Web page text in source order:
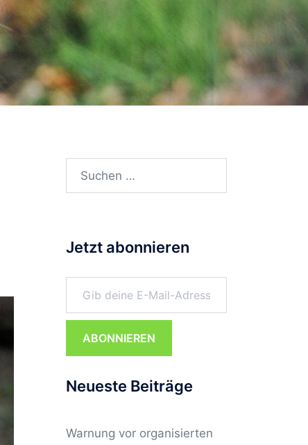
Suchen
Jetzt abonnieren
Gib deine E-Mail-Adresse ein ...
ABONNIEREN
Neueste Beiträge
Warnung vor organisierten